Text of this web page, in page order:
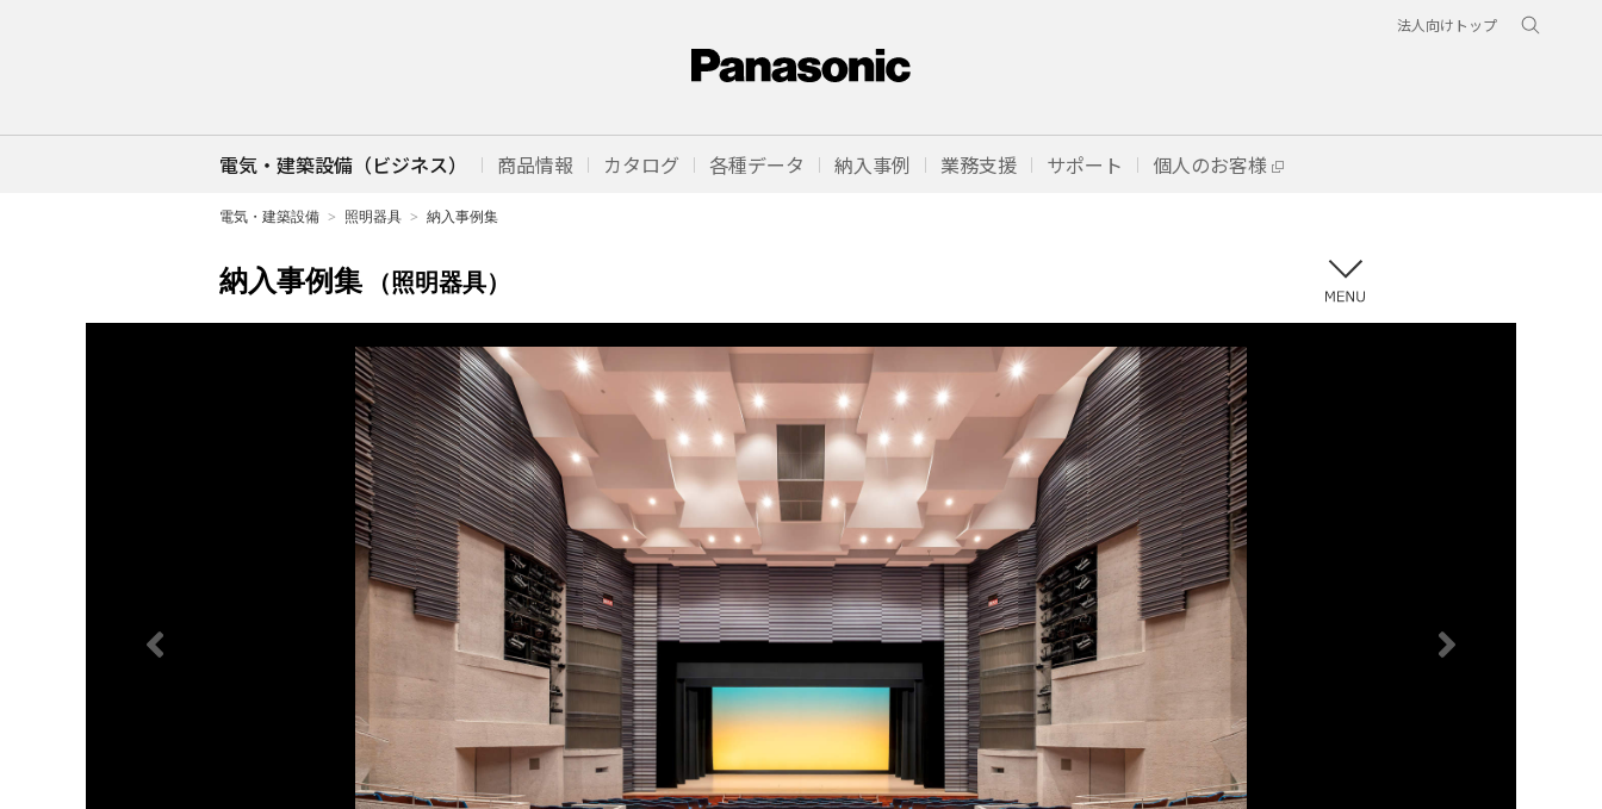
法人向けトップ
電気・建築設備（ビジネス） 商品情報 カタログ 各種データ 納入事例 業務支援 サポート 個人のお客様
電気・建築設備 照明器具 納入事例集
納入事例集 （照明器具）